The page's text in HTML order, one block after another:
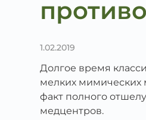
1.02.2019
Долгое время
мелких мимических
факт полного
медцентров.